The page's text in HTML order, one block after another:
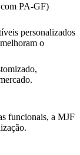
com PA-GF)
personalizados
o
funcionais, a MJF